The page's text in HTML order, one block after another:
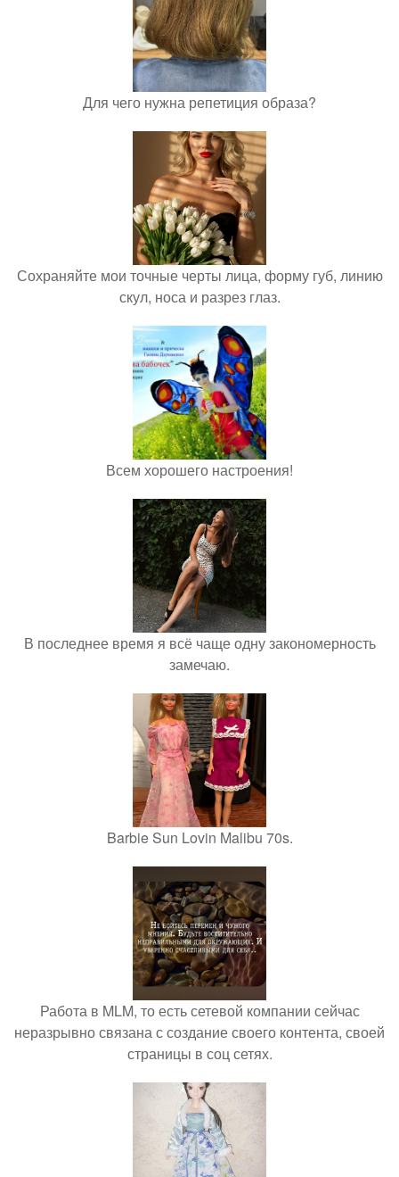
Для чего нужна репетиция образа?
Сохраняйте мои точные черты лица, форму губ, линию
скул, носа и разрез глаз.
Всем хорошего настроения!
В последнее время я всё чаще одну закономерность
замечаю.
Barbie Sun Lovin Malibu 70s.
Работа в MLM, то есть сетевой компании сейчас
неразрывно связана с создание своего контента, своей
страницы в соц сетях.